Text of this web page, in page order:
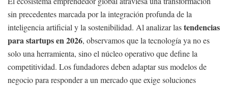
sin precedentes marcada por la integración profunda de la
inteligencia artificial y la sostenibilidad. Al analizar lastendencias
para startups en 2026, observamos que la tecnología ya no es
solo una herramienta, sino el núcleo operativo que define la
competitividad. Los fundadores deben adaptar sus modelos de
negocio para responder a un mercado que exige soluciones